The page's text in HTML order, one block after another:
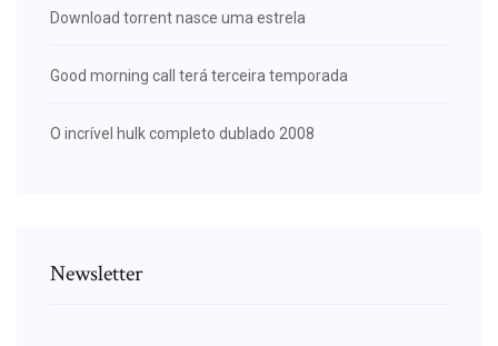
Download torrent nasce uma estrela
Good morning call terá terceira temporada
O incrível hulk completo dublado 2008
Newsletter